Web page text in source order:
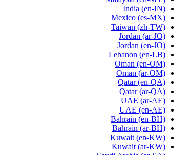
India (en-IN)
Mexico (es-MX)
Taiwan (zh-TW)
Jordan (ar-JO)
Jordan (en-JO)
Lebanon (en-LB)
Oman (en-OM)
Oman (ar-OM)
Qatar (en-QA)
Qatar (ar-QA)
UAE (ar-AE)
UAE (en-AE)
Bahrain (en-BH)
Bahrain (ar-BH)
Kuwait (en-KW)
Kuwait (ar-KW)